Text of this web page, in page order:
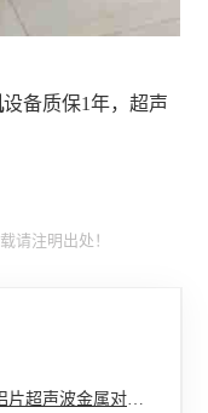
设备质保1年，超声
请注明出处！
片超声波金属对焊